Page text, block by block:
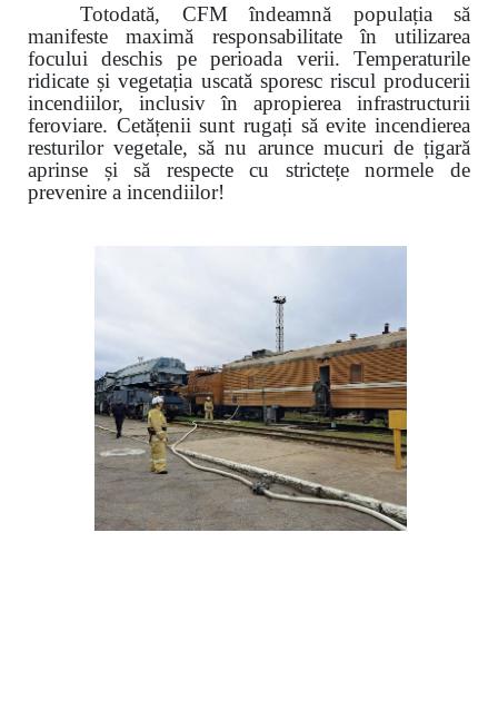
Totodată, CFM îndeamnă populația să
manifeste maximă responsabilitate în utilizarea
focului deschis pe perioada verii. Temperaturile
ridicate și vegetația uscată sporesc riscul producerii
incendiilor, inclusiv în apropierea infrastructurii
feroviare. Cetățenii sunt rugați să evite incendierea
resturilor vegetale, să nu arunce mucuri de țigară
aprinse și să respecte cu strictețe normele de
prevenire a incendiilor!